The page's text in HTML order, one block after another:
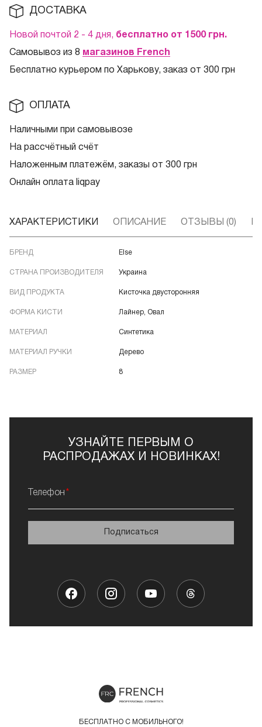
ДОСТАВКА
Новой почтой 2 - 4 дня, бесплатно от 1500 грн.
Самовывоз из 8 магазинов French
Бесплатно курьером по Харькову, заказ от 300 грн
ОПЛАТА
Наличными при самовывозе
На рассчётный счёт
Наложенным платежём, заказы от 300 грн
Онлайн оплата liqpay
ХАРАКТЕРИСТИКИ ОПИСАНИЕ ОТЗЫВЫ (0)
БРЕНД Else
СТРАНА ПРОИЗВОДИТЕЛЯ Украина
ВИД ПРОДУКТА Кисточка двусторонняя
ФОРМА КИСТИ Лайнер, Овал
МАТЕРИАЛ Синтетика
МАТЕРИАЛ РУЧКИ Дерево
РАЗМЕР 8
УЗНАЙТЕ ПЕРВЫМ О
РАСПРОДАЖАХ И НОВИНКАХ!
Телефон
Подписаться
БЕСПЛАТНО С МОБИЛЬНОГО!